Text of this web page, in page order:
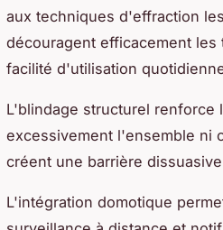
aux techniques d'effraction
découragent efficacement
facilité d'utilisation
L'blindage structurel renforce
excessivement l'ensemble ni
créent une barrière
L'intégration domotique